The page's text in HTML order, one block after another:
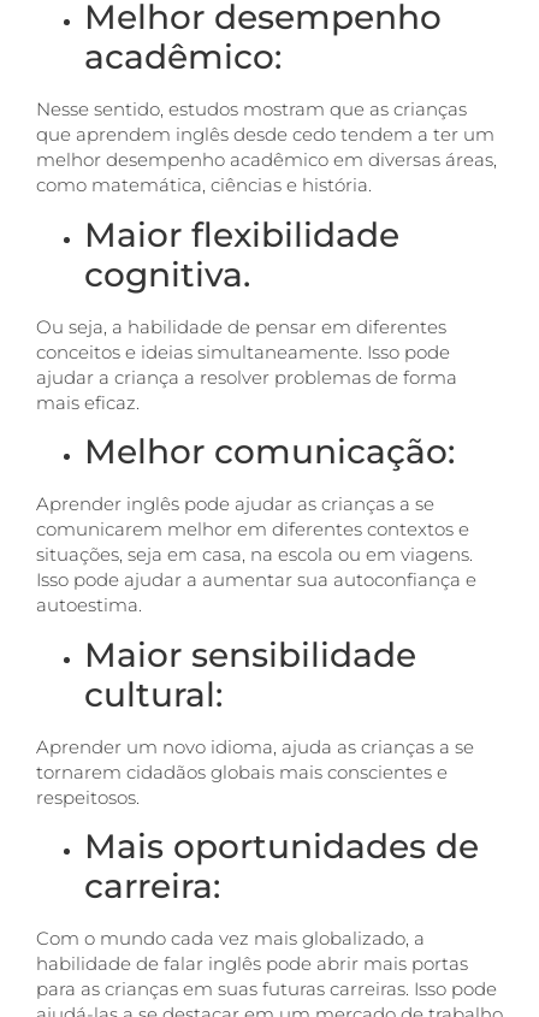
Melhor desempenho
acadêmico:
Nesse sentido, estudos mostram que as crianças
que aprendem inglês desde cedo tendem a ter um
melhor desempenho acadêmico em diversas áreas,
como matemática, ciências e história.
Maior flexibilidade
cognitiva.
Ou seja, a habilidade de pensar em diferentes
conceitos e ideias simultaneamente. Isso pode
ajudar a criança a resolver problemas de forma
mais eficaz.
Melhor comunicação:
Aprender inglês pode ajudar as crianças a se
comunicarem melhor em diferentes contextos e
situações, seja em casa, na escola ou em viagens.
Isso pode ajudar a aumentar sua autoconfiança e
autoestima.
Maior sensibilidade
cultural:
Aprender um novo idioma, ajuda as crianças a se
tornarem cidadãos globais mais conscientes e
respeitosos.
Mais oportunidades de
carreira:
Com o mundo cada vez mais globalizado, a
habilidade de falar inglês pode abrir mais portas
para as crianças em suas futuras carreiras. Isso pode